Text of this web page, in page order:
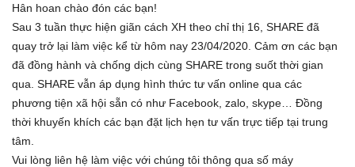
Hân hoan chào đón các bạn!
Sau 3 tuần thực hiện giãn cách XH theo chỉ thị 16, SHARE đã
quay trở lại làm việc kể từ hôm nay 23/04/2020. Cảm ơn các bạn
đã đồng hành và chống dịch cùng SHARE trong suốt thời gian
qua. SHARE vẫn áp dụng hình thức tư vấn online qua các
phương tiện xã hội sẵn có như Facebook, zalo, skype… Đồng
thời khuyến khích các bạn đặt lịch hẹn tư vấn trực tiếp tại trung
tâm.
Vui lòng liên hệ làm việc với chúng tôi thông qua số máy